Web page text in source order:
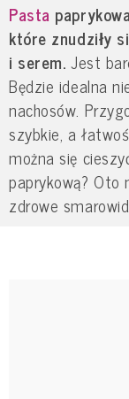
Pasta
które znudziły
i serem. Jest
Będzie idealna
nachosów.
szybkie, a
można się
paprykową? Oto
zdrowe